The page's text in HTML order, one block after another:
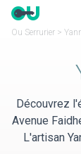
Panneau de
Ou Serrurier >
Découvrez
Avenue
L'artisan